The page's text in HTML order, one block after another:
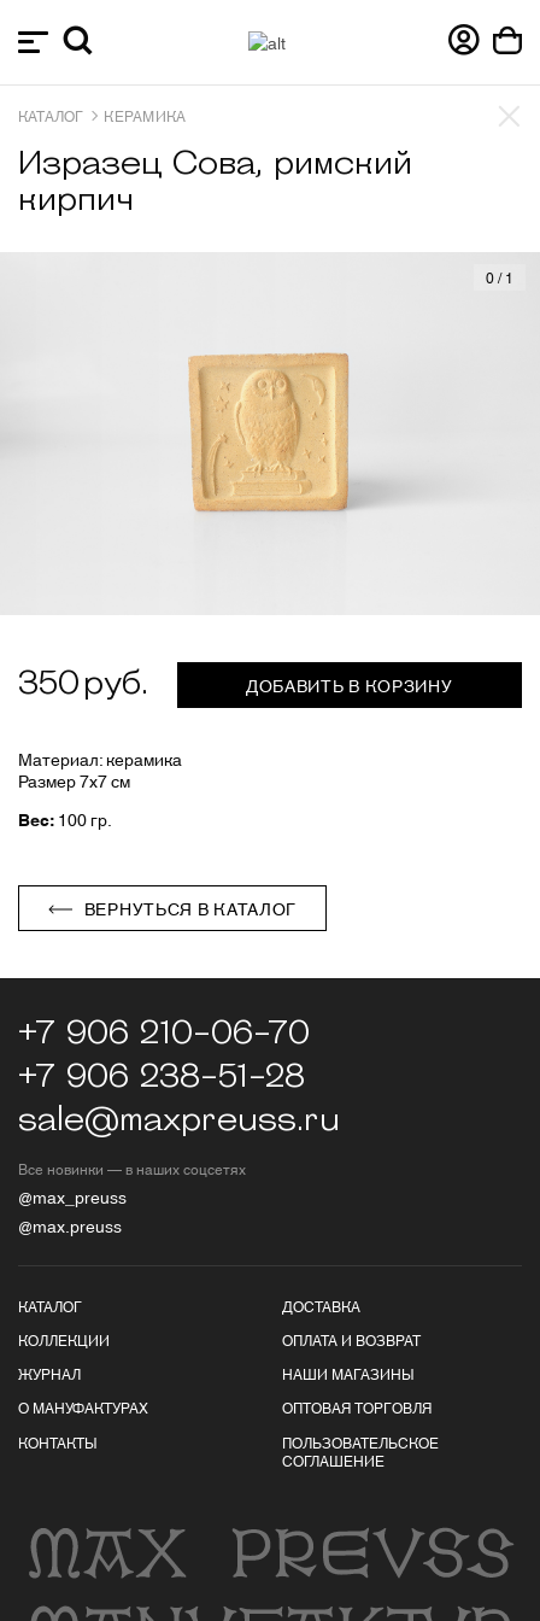
КАТАЛОГ КЕРАМИКА
Изразец Сова, римский
кирпич
0/ 1
350 ДОБАВИТЬ В КОРЗИНУ
Материал: керамика
Размер 7х7 см
Вес: 100 гр.
ВЕРНУТЬСЯ В КАТАЛОГ
+7 906 210-06-70
+7 906 238-51-28
sale@maxpreuss.ru
Все новинки — в наших соцсетях
@max_preuss
@max.preuss
КАТАЛОГ
КОЛЛЕКЦИИ
ЖУРНАЛ
О МАНУФАКТУРАХ
КОНТАКТЫ
ДОСТАВКА
ОПЛАТА И ВОЗВРАТ
НАШИ МАГАЗИНЫ
ОПТОВАЯ ТОРГОВЛЯ
ПОЛЬЗОВАТЕЛЬСКОЕ
СОГЛАШЕНИЕ